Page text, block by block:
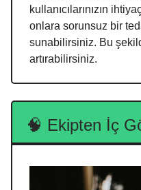
kullanıcılarınızın
onlara sorunsuz bir
sunabilirsiniz. Bu
artırabilirsiniz.
🧠 Ekipten İç